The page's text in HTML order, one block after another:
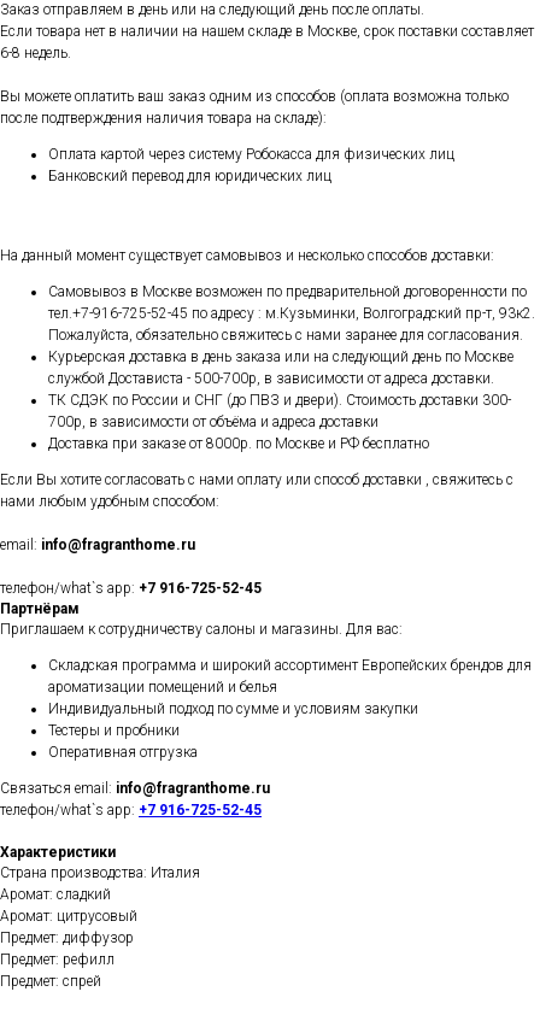
Заказ отправляем в день или на следующий день после оплаты.
Если товара нет в наличии на нашем складе в Москве, срок поставки составляет
6-8 недель.
Вы можете оплатить ваш заказ одним из способов (оплата возможна только
после подтверждения наличия товара на складе):
Оплата картой через систему Робокасса для физических лиц
Банковский перевод для юридических лиц
На данный момент существует самовывоз и несколько способов доставки:
Самовывоз в Москве возможен по предварительной договоренности по
тел.+7-916-725-52-45 по адресу : м.Кузьминки, Волгоградский пр-т, 93к2.
Пожалуйста, обязательно свяжитесь с нами заранее для согласования.
Курьерская доставка в день заказа или на следующий день по Москве
службой Достависта - 500-700р, в зависимости от адреса доставки.
ТК СДЭК по России и СНГ (до ПВЗ и двери). Стоимость доставки 300-
700р, в зависимости от объёма и адреса доставки
Доставка при заказе от 8000р. по Москве и РФ бесплатно
Если Вы хотите согласовать с нами оплату или способ доставки , свяжитесь с
нами любым удобным способом:
email: info@fragranthome.ru
телефон/what`s app: +7 916-725-52-45
Партнёрам
Приглашаем к сотрудничеству салоны и магазины. Для вас:
Складская программа и широкий ассортимент Европейских брендов для
ароматизации помещений и белья
Индивидуальный подход по сумме и условиям закупки
Тестеры и пробники
Оперативная отгрузка
Связаться email: info@fragranthome.ru
телефон/what`s app: +7 916-725-52-45
Характеристики
Страна производства: Италия
Аромат: сладкий
Аромат: цитрусовый
Предмет: диффузор
Предмет: рефилл
Предмет: спрей